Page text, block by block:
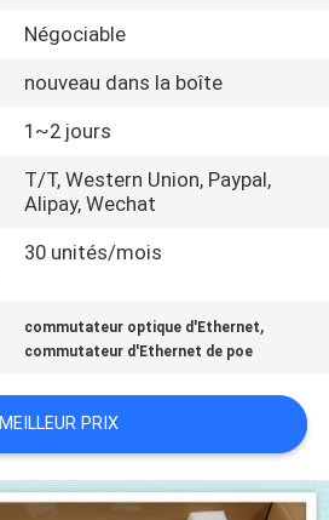
Négociable
nouveau dans la boîte
1~2 jours
T/T, Western Union, Paypal,
Alipay, Wechat
30 unités/mois
commutateur optique d'Ethernet,
commutateur d'Ethernet de poe
MEILLEUR PRIX